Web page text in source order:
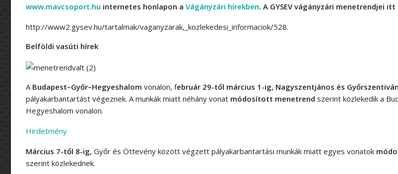
www.mavcsoport.hu internetes honlapon a Vágányzári hírekben. A GYSEV vágányzári menetrendjei
http://www2.gysev.hu/tartalmak/vaganyzarak,_kozlekedesi_informaciok/528.
Belföldi vasúti hírek
A Budapest–Győr–Hegyeshalom vonalon, február 29-től március 1-ig, Nagyszentjános és
pályakarbantartást végeznek. A munkák miatt néhány vonat módosított menetrend szerint közlekedik a
Hegyeshalom vonalon.
Hirdetmény
Március 7-től 8-ig, Győr és Öttevény között végzett pályakarbantartási munkák miatt egyes vonatok
szerint közlekednek.